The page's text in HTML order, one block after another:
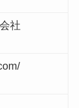
社